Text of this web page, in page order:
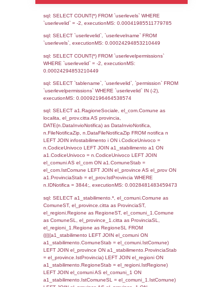
DELL'AMBIENTE/TERRITORIO
STABILIMENTO
SEZIONE H (pubblico) - DESCRIZIONE
STABILIMENTO E RIEPILOGO SOSTANZE
DI CUI ALL'ALLEGATO 1 DEL DECRETO
DELLA DIRETTIVA 2012/18/UE
SEZIONE L (pubblico) - INFORMAZIONI
INCIDENTALI CON IMPATTO
STABILIMENTO
Indietro
Debug